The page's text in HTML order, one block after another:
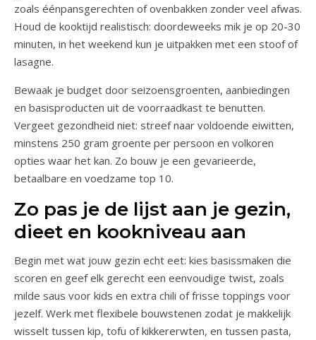
zoals éénpansgerechten of ovenbakken zonder veel afwas.
Houd de kooktijd realistisch: doordeweeks mik je op 20-30
minuten, in het weekend kun je uitpakken met een stoof of
lasagne.
Bewaak je budget door seizoensgroenten, aanbiedingen
en basisproducten uit de voorraadkast te benutten.
Vergeet gezondheid niet: streef naar voldoende eiwitten,
minstens 250 gram groente per persoon en volkoren
opties waar het kan. Zo bouw je een gevarieerde,
betaalbare en voedzame top 10.
Zo pas je de lijst aan je gezin,
dieet en kookniveau aan
Begin met wat jouw gezin echt eet: kies basissmaken die
scoren en geef elk gerecht een eenvoudige twist, zoals
milde saus voor kids en extra chili of frisse toppings voor
jezelf. Werk met flexibele bouwstenen zodat je makkelijk
wisselt tussen kip, tofu of kikkererwten, en tussen pasta,